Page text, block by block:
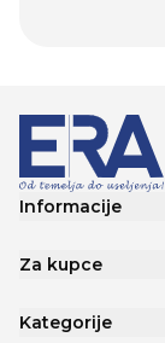
Informacije
Za kupce
Kategorije